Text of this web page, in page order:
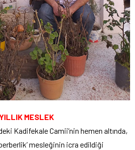
MESLEK
Kadifekale Camii’nin hemen altında,
mesleğinin icra edildiği